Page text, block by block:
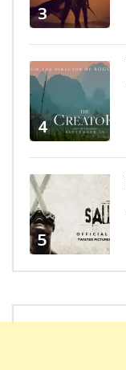
3
4
5